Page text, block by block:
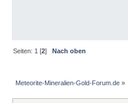
Seiten: 1 [2]
Nach oben
Meteorite-Mineralien-Gold-Forum.de »